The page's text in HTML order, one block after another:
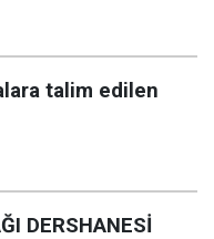
talim edilen
DERSHANESİ